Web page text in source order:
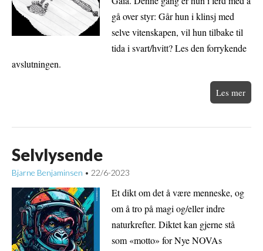
gå over styr: Går hun i klinsj med
selve vitenskapen, vil hun tilbake til
tida i svart/hvitt? Les den forrykende
avslutningen.
Les mer
Selvlysende
Bjarne Benjaminsen • 22/6-2023
Et dikt om det å være menneske, og
om å tro på magi og/eller indre
naturkrefter. Diktet kan gjerne stå
som «motto» for Nye NOVAs